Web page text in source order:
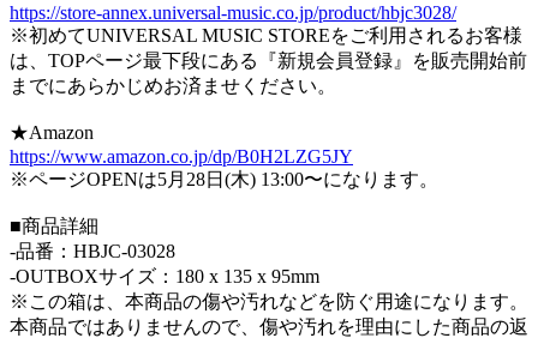
https://store-annex.universal-music.co.jp/product/hbjc3028/
※初めてUNIVERSAL MUSIC STOREをご利用されるお客様
は、TOPページ最下段にある『新規会員登録』を販売開始前
までにあらかじめお済ませください。
★Amazon
https://www.amazon.co.jp/dp/B0H2LZG5JY
※ページOPENは5月28日(木) 13:00〜になります。
■商品詳細
-品番：HBJC-03028
-OUTBOXサイズ：180 x 135 x 95mm
※この箱は、本商品の傷や汚れなどを防ぐ用途になります。
本商品ではありませんので、傷や汚れを理由にした商品の返